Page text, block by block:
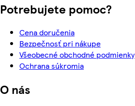
Potrebujete pomoc?
Cena doručenia
Bezpečnosť pri nákupe
Všeobecné obchodné podmienky
Ochrana súkromia
O nás